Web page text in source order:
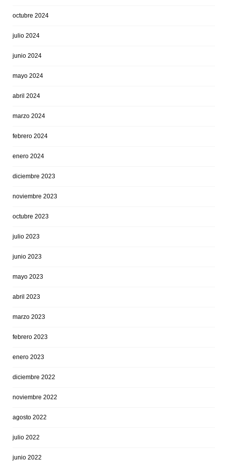
octubre 2024
julio 2024
junio 2024
mayo 2024
abril 2024
marzo 2024
febrero 2024
enero 2024
diciembre 2023
noviembre 2023
octubre 2023
julio 2023
junio 2023
mayo 2023
abril 2023
marzo 2023
febrero 2023
enero 2023
diciembre 2022
noviembre 2022
agosto 2022
julio 2022
junio 2022